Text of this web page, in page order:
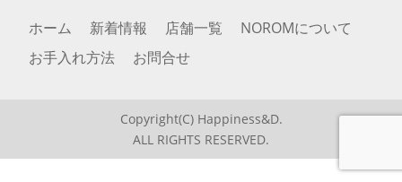
ホーム 新着情報 店舗一覧
NOROMについて
お手入れ方法
お問合せ
Copyright(C) Happiness&D.
ALL RIGHTS RESERVED.